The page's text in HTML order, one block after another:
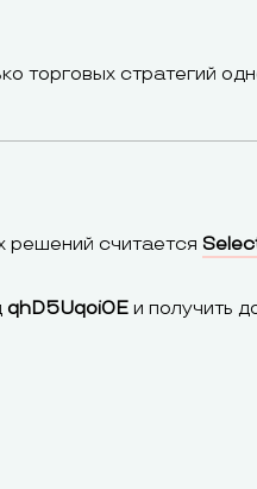
торговых стратегий
решений считается
qhD5Uqoi0E и получить